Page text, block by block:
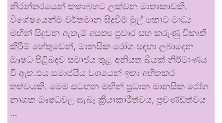
නිරන්තරයෙන් කතාබහට ලක්වන මාතෘකාවකි.
විශේෂයෙන්ම වර්තමාන සිදුවීම් මුල් කොට මාධ්‍ය
මඟින් සිදුවන ඇතැම් අසත්‍ය ප්‍රචාර සහ කරුණු විකෘති
කිරීම් හේතුවෙන්, මානසික රෝග සඳහා ලබාදෙන
ඖෂධ පිළිබඳව සමාජය තුළ අනියත බියක් නිර්මාණය
වී ඇත.එය සමාජයීය වශයෙන් ඉතා අහිතකර
තත්වයකි. මෙම සටහන මඟින් ප්‍රධාන මානසික රෝග
නාශක ඖෂධවල සැබෑ ක්‍රියාකාරීත්වය, ප්‍රචණ්ඩත්වය
…